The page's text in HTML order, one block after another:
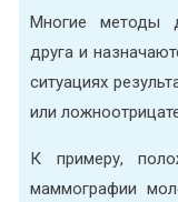
Многие методы
друга и
ситуациях
или
К примеру,
маммографии